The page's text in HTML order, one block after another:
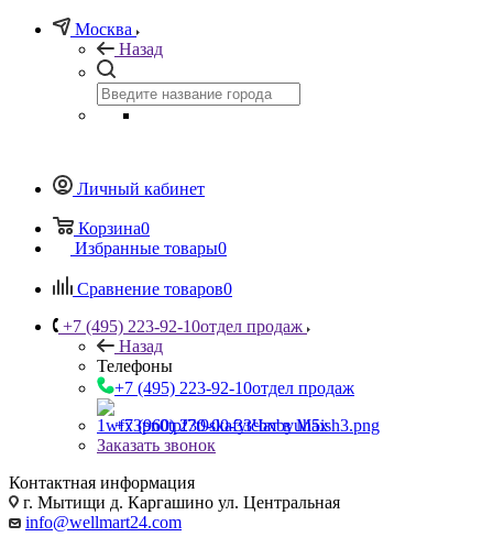
Москва
Назад
Личный кабинет
Корзина0
Избранные товары0
Сравнение товаров0
+7 (495) 223-92-10отдел продаж
Назад
Телефоны
+7 (495) 223-92-10отдел продаж
+7 (960) 230-00-33Чат в Max
Заказать звонок
Контактная информация
г. Мытищи д. Каргашино ул. Центральная
info@wellmart24.com